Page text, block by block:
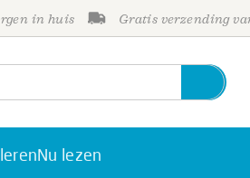
in huis Gratis verzending
Nu lezen